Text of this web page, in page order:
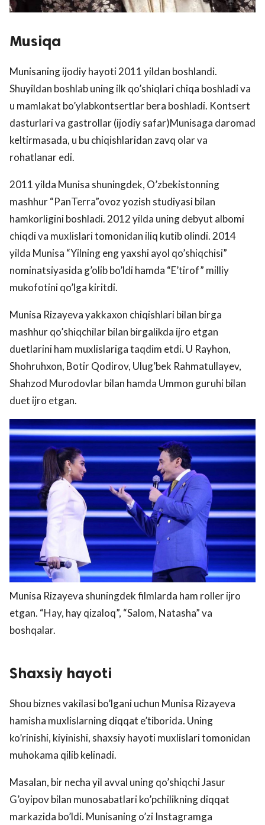
Musiqa
Munisaning ijodiy hayoti 2011 yildan boshlandi.
Shuyildan boshlab uning ilk qo’shiqlari chiqa boshladi va
u mamlakat bo’ylabkontsertlar bera boshladi. Kontsert
dasturlari va gastrollar (ijodiy safar)Munisaga daromad
keltirmasada, u bu chiqishlaridan zavq olar va
rohatlanar edi.
2011 yilda Munisa shuningdek, O’zbekistonning
mashhur “PanTerra”ovoz yozish studiyasi bilan
hamkorligini boshladi. 2012 yilda uning debyut albomi
chiqdi va muxlislari tomonidan iliq kutib olindi. 2014
yilda Munisa “Yilning eng yaxshi ayol qo’shiqchisi”
nominatsiyasida g’olib bo’ldi hamda “E’tirof” milliy
mukofotini qo’lga kiritdi.
Munisa Rizayeva yakkaxon chiqishlari bilan birga
mashhur qo’shiqchilar bilan birgalikda ijro etgan
duetlarini ham muxlislariga taqdim etdi. U Rayhon,
Shohruhxon, Botir Qodirov, Ulug’bek Rahmatullayev,
Shahzod Murodovlar bilan hamda Ummon guruhi bilan
duet ijro etgan.
Munisa Rizayeva shuningdek filmlarda ham roller ijro
etgan. “Hay, hay qizaloq”, “Salom, Natasha” va
boshqalar.
Shaxsiy hayoti
Shou biznes vakilasi bo’lgani uchun Munisa Rizayeva
hamisha muxlislarning diqqat e’tiborida. Uning
ko’rinishi, kiyinishi, shaxsiy hayoti muxlislari tomonidan
muhokama qilib kelinadi.
Masalan, bir necha yil avval uning qo’shiqchi Jasur
G’oyipov bilan munosabatlari ko’pchilikning diqqat
markazida bo’ldi. Munisaning o’zi Instagramga